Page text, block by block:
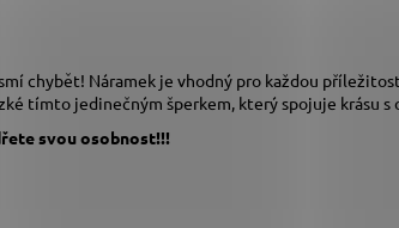
chybět! Náramek je vhodný pro každou
tímto jedinečným šperkem, který spojuje krásu s
svou osobnost!!!